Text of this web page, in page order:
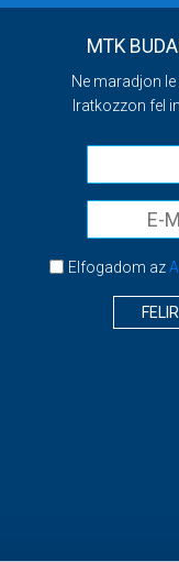
MTK
Ne maradjon
Iratkozzon fel
Elfogadom az